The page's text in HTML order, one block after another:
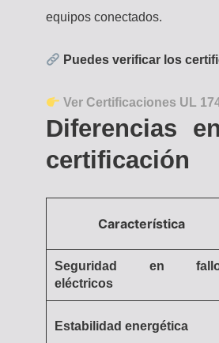
equipos conectados.
Puedes verificar los
Ver Certificaciones UL
Diferencias
certificación
Característica
Seguridad en
eléctricos
Estabilidad energética